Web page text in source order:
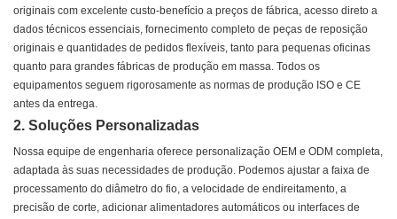
originais com excelente custo-benefício a preços de fábrica, acesso direto a
dados técnicos essenciais, fornecimento completo de peças de reposição
originais e quantidades de pedidos flexíveis, tanto para pequenas oficinas
quanto para grandes fábricas de produção em massa. Todos os
equipamentos seguem rigorosamente as normas de produção ISO e CE
antes da entrega.
2. Soluções Personalizadas
Nossa equipe de engenharia oferece personalização OEM e ODM completa,
adaptada às suas necessidades de produção. Podemos ajustar a faixa de
processamento do diâmetro do fio, a velocidade de endireitamento, a
precisão de corte, adicionar alimentadores automáticos ou interfaces de